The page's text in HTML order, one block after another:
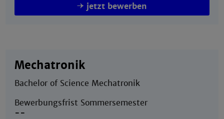
jetzt bewerben
Mechatronik
Bachelor of Science Mechatronik
Bewerbungsfrist Sommersemester
--